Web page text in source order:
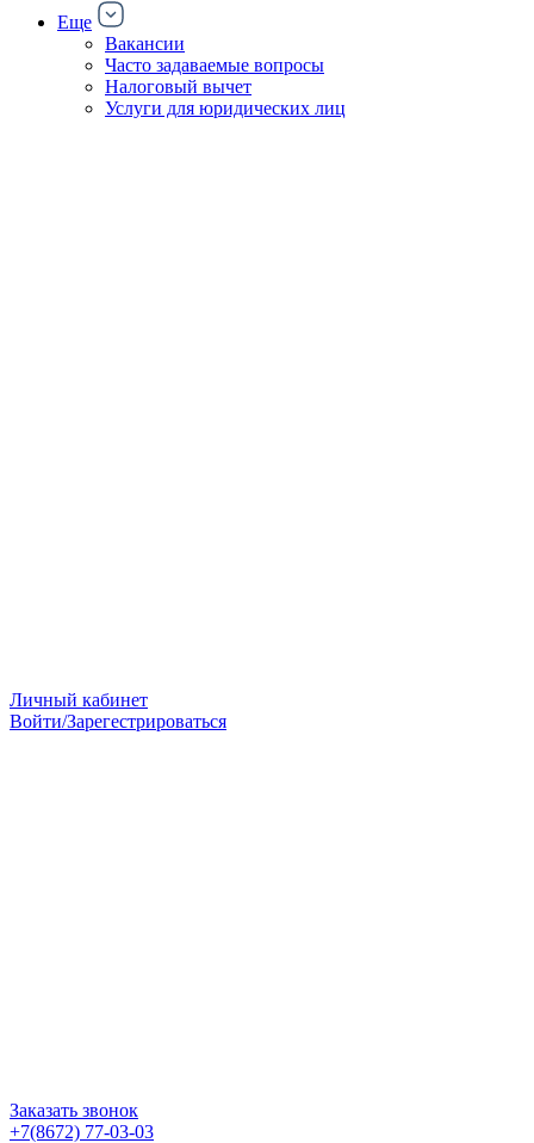
Еще
Вакансии
Часто задаваемые вопросы
Налоговый вычет
Услуги для юридических лиц
Личный кабинет
Войти/Зарегестрироваться
Заказать звонок
+7(8672) 77-03-03